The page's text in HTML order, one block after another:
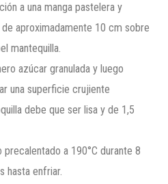
a una manga pastelera y
aproximadamente 10 cm sobre
mantequilla.
azúcar granulada y luego
una superficie crujiente
debe que ser lisa y de 1,5
precalentado a 190°C durante 8
hasta enfriar.